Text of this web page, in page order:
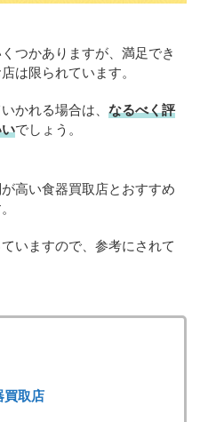
つかありますが、満足でき
は限られています。
かれる場合は、 なるべく評
でしょう。
高い食器買取店とおすすめ
いますので、参考にされて
買取店